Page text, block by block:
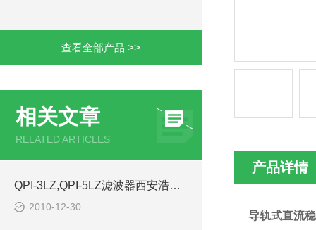
查看全部产品 >>
相关文章
RELATED ARTICLES
QPI-3LZ,QPI-5LZ滤波器西安浩南电子科技
2010-12-30
产品详情
导轨式直流